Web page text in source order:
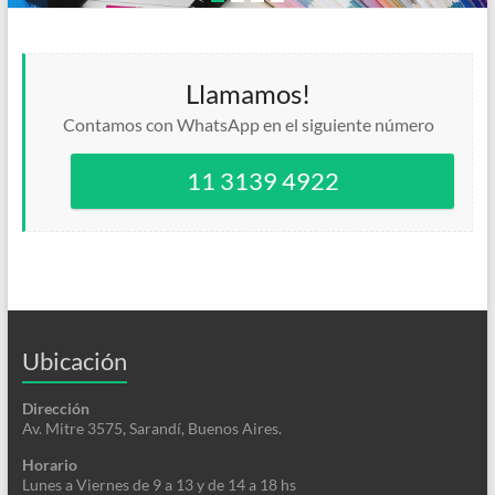
Llamamos!
Contamos con WhatsApp en el siguiente número
11 3139 4922
Ubicación
Dirección
Av. Mitre 3575, Sarandí, Buenos Aires.
Horario
Lunes a Viernes de 9 a 13 y de 14 a 18 hs